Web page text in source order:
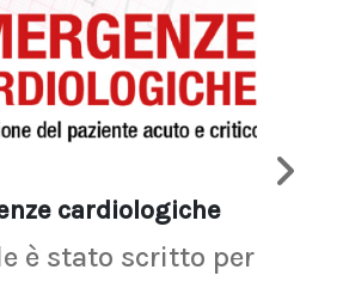
cardiologiche
è stato scritto per